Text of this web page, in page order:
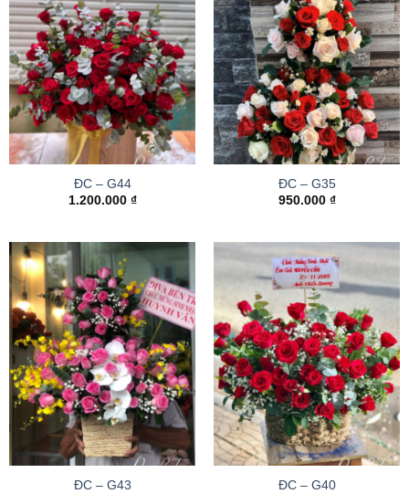
ĐC – G44
1.200.000 ₫
ĐC – G35
950.000 ₫
ĐC – G43
ĐC – G40